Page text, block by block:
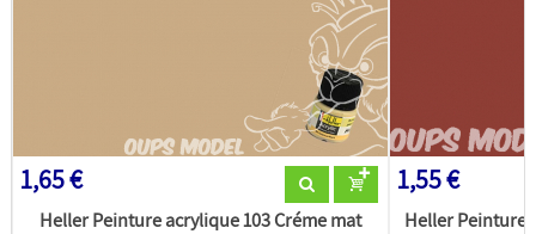
1,65 €
Heller Peinture acrylique 103 Créme mat
1,55 €
Heller Peinture